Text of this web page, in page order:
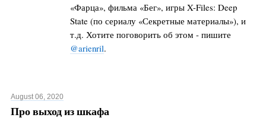
«Фарца», фильма «Бег», игры X-Files: Deep
State (по сериалу «Секретные материалы»), и
т.д. Хотите поговорить об этом - пишите
@arienril.
August 06, 2020
Про выход из шкафа